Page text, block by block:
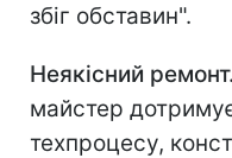
збіг обставин".
Неякісний ремонт.
майстер
техпроцесу,